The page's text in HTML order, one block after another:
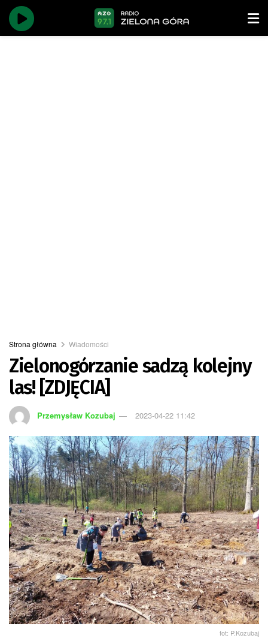
Strona główna Wiadomości
Zielonogórzanie sadzą kolejny
las! [ZDJĘCIA]
Przemysław Kozubaj 2023-04-22 11:42
fot: P.Kozubaj